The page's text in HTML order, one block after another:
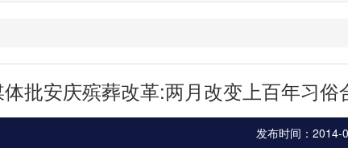
体批安庆殡葬改革:两月改变上百年习俗
发布时间：2014-